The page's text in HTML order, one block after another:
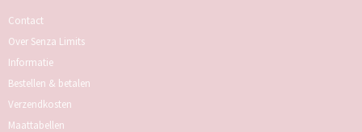
Contact
Over Senza Limits
Informatie
Bestellen & betalen
Verzendkosten
Maattabellen